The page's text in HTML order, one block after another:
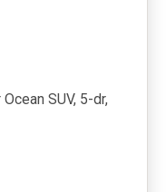
SUV, 5-dr,